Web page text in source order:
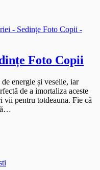
Foto Copii
energie și veselie, iar
de a imortaliza aceste
vii pentru totdeauna. Fie că